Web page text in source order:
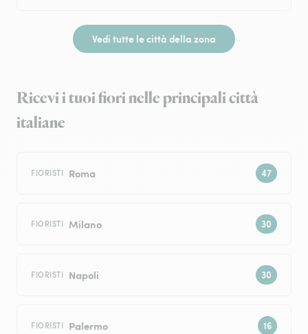
Vedi tutte le città della zona
Ricevi i tuoi fiori nelle principali città
italiane
FIORISTI Roma
FIORISTI Milano
FIORISTI Napoli
FIORISTI Palermo